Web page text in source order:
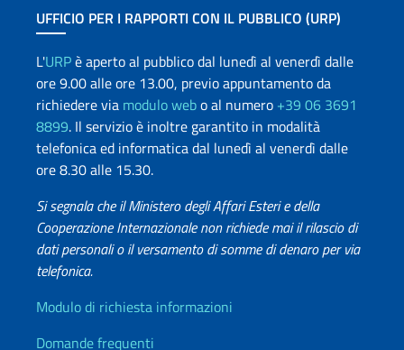
UFFICIO PER I RAPPORTI CON IL PUBBLICO (URP)
L'URPè aperto al pubblico dal lunedì al venerdì dalle
ore 9.00 alle ore 13.00, previo appuntamento da
richiedere via modulo webo al numero +39 06 3691
8899. Il servizio è inoltre garantito in modalità
telefonica ed informatica dal lunedì al venerdì dalle
ore 8.30 alle 15.30.
Si segnala che il Ministero degli Affari Esteri e della
Cooperazione Internazionale non richiede mai il rilascio di
dati personali o il versamento di somme di denaro per via
telefonica.
Info utili
Modulo di richiesta informazioni
Domande frequenti